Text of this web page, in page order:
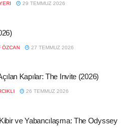
29 TEMMUZ 2026
ÖZCAN 27 TEMMUZ 2026
Kapılar: The Invite (2026)
26 TEMMUZ 2026
ve Yabancılaşma: The Odyssey